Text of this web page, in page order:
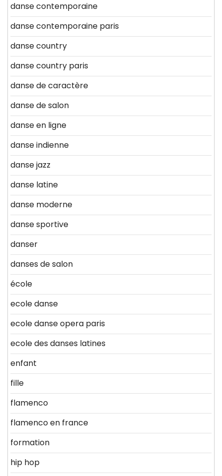
danse contemporaine
danse contemporaine paris
danse country
danse country paris
danse de caractère
danse de salon
danse en ligne
danse indienne
danse jazz
danse latine
danse moderne
danse sportive
danser
danses de salon
école
ecole danse
ecole danse opera paris
ecole des danses latines
enfant
fille
flamenco
flamenco en france
formation
hip hop